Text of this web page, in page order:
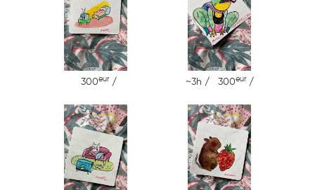
300eur / ~3h / 300eur /